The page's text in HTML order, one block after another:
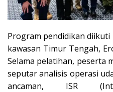
Program pendidikan diikuti
kawasan Timur Tengah,
Selama pelatihan, peserta
seputar analisis operasi
ancaman, ISR